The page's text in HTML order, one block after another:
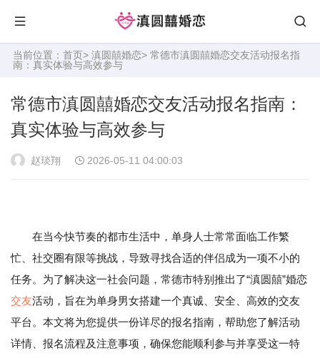
当前位置： 首页> 滇圆囍婚恋> 常德市滇圆囍婚恋交友活动报名指
南：真实体验与高效参与
常德市滇圆囍婚恋交友活动报名指南：
真实体验与高效参与
赵琰翔 2026-05-11 04:00:03
在当今快节奏的都市生活中，单身人士常常面临工作繁
忙、社交圈有限等挑战，导致寻找合适的伴侣成为一项不小的
任务。为了解决这一社会问题，常德市特别推出了“滇圆囍”婚恋
交友活动，旨在为单身男女搭建一个真诚、安全、高效的交友
平台。本文将为您提供一份详尽的报名指南，帮助您了解活动
详情、报名流程及注意事项，确保您能顺利参与并享受这一特